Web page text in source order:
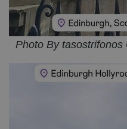
Photo By tasostrifonos